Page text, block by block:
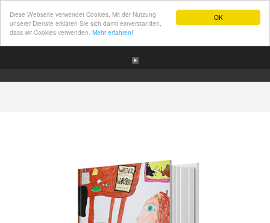
OK
Diese Webseite verwendet Cookies. Mit der Nutzung
unserer Dienste erklären Sie sich damit einverstanden,
dass wir Cookies verwenden. Mehr erfahren!